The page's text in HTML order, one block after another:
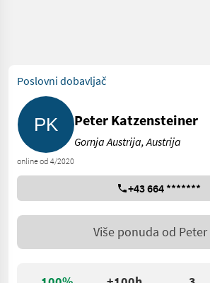
Poslovni dobavljač
online od 4/2020
Peter Katzensteiner
Gornja Austrija, Austrija
+43 664 *******
Više ponuda od Peter